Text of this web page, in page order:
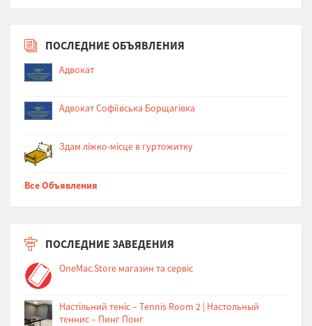
ПОСЛЕДНИЕ ОБЪЯВЛЕНИЯ
Адвокат
Адвокат Софіївська Борщагівка
Здам ліжко-місце в гуртожитку
Все Объявления
ПОСЛЕДНИЕ ЗАВЕДЕНИЯ
OneMac.Store магазин та сервіс
Настільний теніс – Tennis Room 2 | Настольный
теннис – Пинг Понг